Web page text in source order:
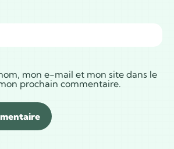
mon e-mail et mon site dans le
prochain commentaire.